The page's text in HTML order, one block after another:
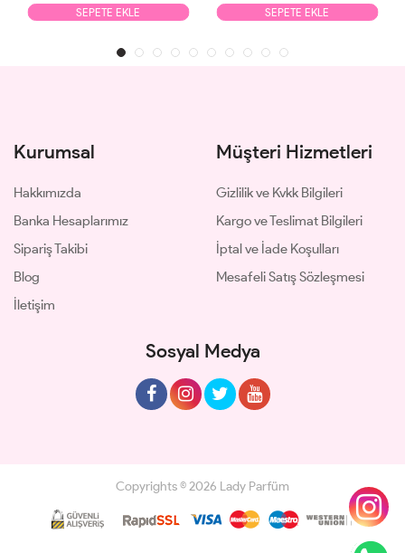
SEPETE EKLE SEPETE EKLE
Kurumsal
Hakkımızda
Banka Hesaplarımız
Sipariş Takibi
Blog
İletişim
Müşteri Hizmetleri
Gizlilik ve Kvkk Bilgileri
Kargo ve Teslimat Bilgileri
İptal ve İade Koşulları
Mesafeli Satış Sözleşmesi
Sosyal Medya
Copyrights © 2026 Lady Parfüm